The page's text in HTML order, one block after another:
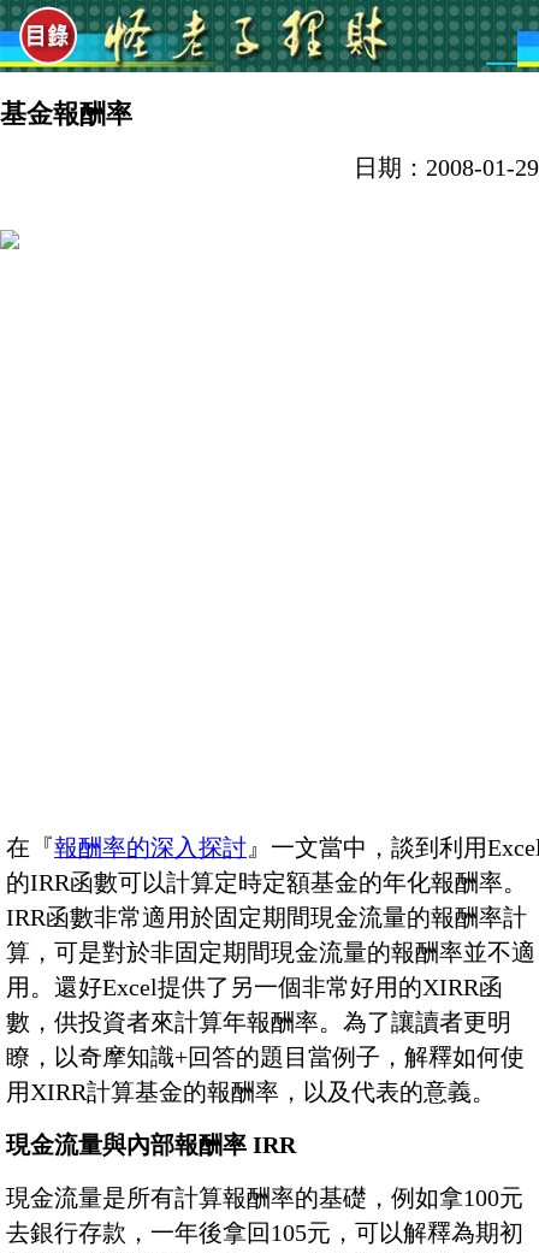
基金報酬率
日期：2008-01-29
在『報酬率的深入探討 』一文當中，談到利用
的IRR函數可以計算定時定額基金的年化報酬率。
IRR函數非常適用於固定期間現金流量的報酬率計
算，可是對於非固定期間現金流量的報酬率並不適
用。還好Excel提供了另一個非常好用的XIRR函
數，供投資者來計算年報酬率。為了讓讀者更明
瞭，以奇摩知識+回答的題目當例子，解釋如何使
用XIRR計算基金的報酬率，以及代表的意義。
現金流量與內部報酬率 IRR
現金流量是所有計算報酬率的基礎，例如拿100元
去銀行存款，一年後拿回105元，可以解釋為期初